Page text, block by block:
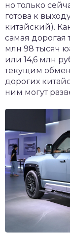
но только
готова к
китайский).
самая дорогая
млн 98 тысяч
или 14,6 млн
текущим
дорогих
ним могут